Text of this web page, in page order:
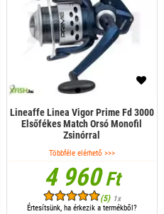
Lineaffe Linea Vigor Prime Fd 3000
Elsőfékes Match Orsó Monofil
Zsinórral
Többféle elérhető >>>
4 960Ft
(5) 1x
Értesítsünk, ha érkezik a termékből?